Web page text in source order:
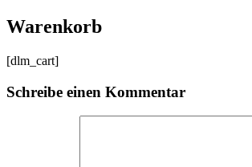
Warenkorb
[dlm_cart]
Schreibe einen Kommentar